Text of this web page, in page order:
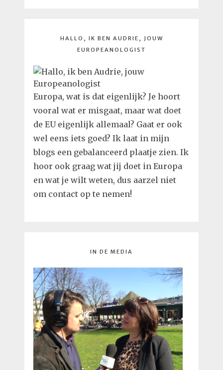
HALLO, IK BEN AUDRIE, JOUW
EUROPEANOLOGIST
Europa, wat is dat eigenlijk? Je hoort
vooral wat er misgaat, maar wat doet
de EU eigenlijk allemaal? Gaat er ook
wel eens iets goed? Ik laat in mijn
blogs een gebalanceerd plaatje zien. Ik
hoor ook graag wat jij doet in Europa
en wat je wilt weten, dus aarzel niet
om contact op te nemen!
IN DE MEDIA